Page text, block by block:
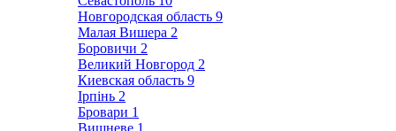
Новгородская область 9
Малая Вишера 2
Боровичи 2
Великий Новгород 2
Киевская область 9
Ірпінь 2
Бровари 1
Вишневе 1